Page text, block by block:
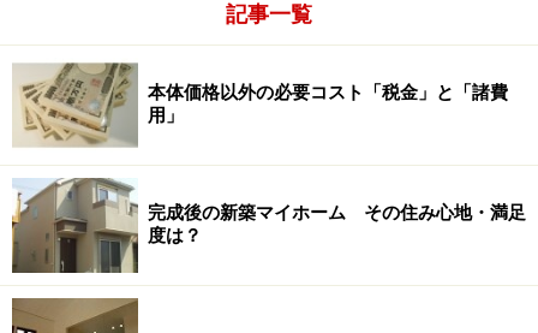
記事一覧
本体価格以外の必要コスト「税金」と「諸費
用」
完成後の新築マイホーム その住み心地・満足
度は？